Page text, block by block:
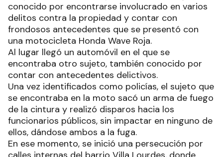
conocido por encontrarse involucrado en varios
delitos contra la propiedad y contar con
frondosos antecedentes que se presentó con
una motocicleta Honda Wave Roja.
Al lugar llegó un automóvil en el que se
encontraba otro sujeto, también conocido por
contar con antecedentes delictivos.
Una vez identificados como policías, el sujeto que
se encontraba en la moto sacó un arma de fuego
de la cintura y realizó disparos hacia los
funcionarios públicos, sin impactar en ninguno de
ellos, dándose ambos a la fuga.
En ese momento, se inició una persecución por